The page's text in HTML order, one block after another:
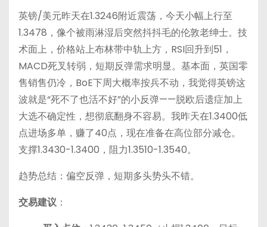
英镑/美元昨天在1.3246附近震荡，今天小幅上行至
1.3478，像个被雨淋湿后突然抖抖毛的伦敦老绅士。技
术面上，价格站上布林带中轨上方，RSI回升到51，
MACD死叉转弱，短期反弹需求明显。基本面，英国零
售销售仍冷，BoE下周大概率按兵不动，我觉得英镑这
波就是“死不了也活不好”的小反弹——脱欧后遗症加上
大选不确定性，想彻底翻身不容易。我昨天在1.3400低
点进场多单，赚了40点，现在准备在高位部分减仓。
支撑1.3430-1.3400，阻力1.3510-1.3540。
趋势总结：偏空反弹，短期多头势头不错。
交易建议：